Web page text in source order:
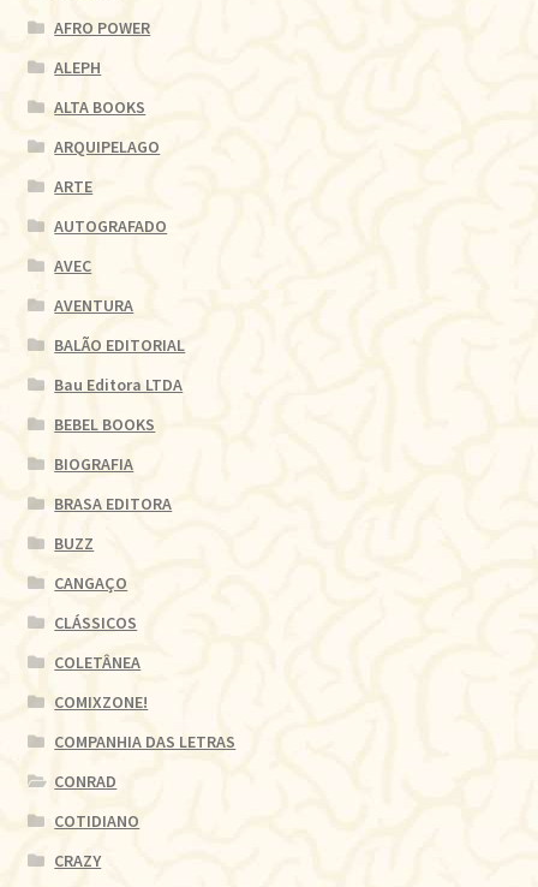
AFRO POWER
ALEPH
ALTA BOOKS
ARQUIPELAGO
ARTE
AUTOGRAFADO
AVEC
AVENTURA
BALÃO EDITORIAL
Bau Editora LTDA
BEBEL BOOKS
BIOGRAFIA
BRASA EDITORA
BUZZ
CANGAÇO
CLÁSSICOS
COLETÂNEA
COMIXZONE!
COMPANHIA DAS LETRAS
CONRAD
COTIDIANO
CRAZY